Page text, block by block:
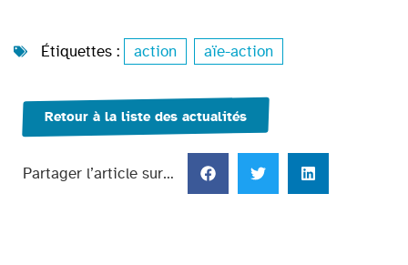
Étiquettes : action aïe-action
Retour à la liste des actualités
Partager l’article sur…